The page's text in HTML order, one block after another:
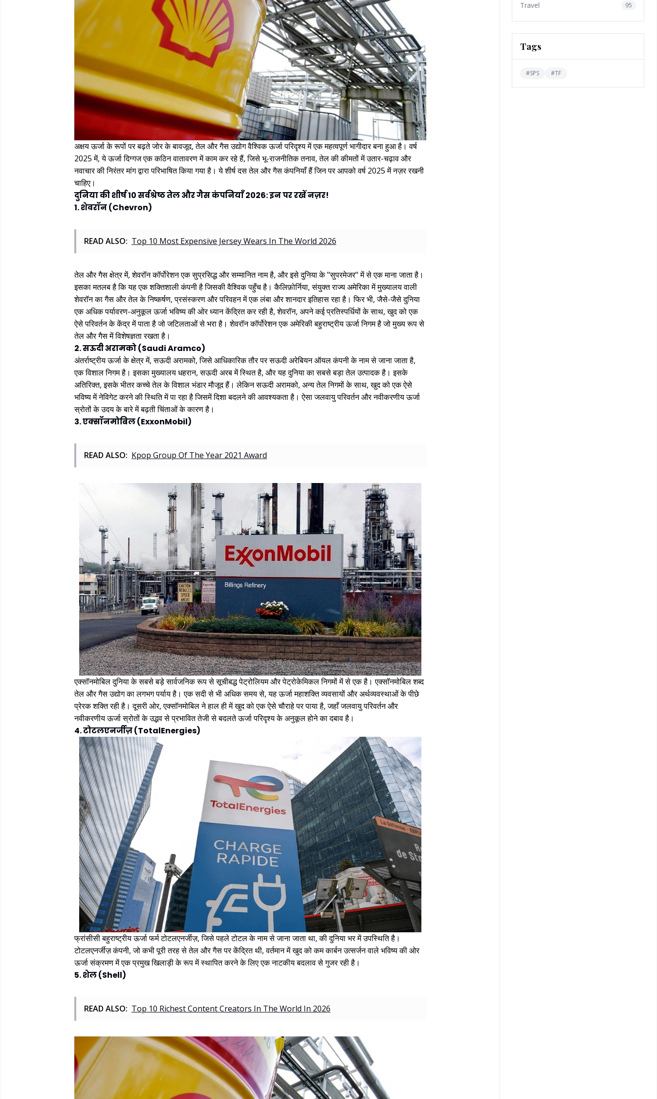
अक्षय ऊर्जा के रूपों पर बढ़ते जोर के बावजूद, तेल और गैस उद्योग वैश्विक ऊर्जा परिदृश्य में एक महत्वपूर्ण भागीदार बना हुआ है। वर्ष
2025 में, ये ऊर्जा दिग्गज एक कठिन वातावरण में काम कर रहे हैं, जिसे भू-राजनीतिक तनाव, तेल की कीमतों में उतार-चढ़ाव और
नवाचार की निरंतर मांग द्वारा परिभाषित किया गया है। ये शीर्ष दस तेल और गैस कंपनियाँ हैं जिन पर आपको वर्ष 2025 में नज़र रखनी
चाहिए।
दुनिया की शीर्ष 10 सर्वश्रेष्ठ तेल और गैस कंपनियाँ 2026: इन पर रखें नज़र!
1. शेवरॉन (Chevron)
READ ALSO: Top 10 Most Expensive Jersey Wears In The World 2026
तेल और गैस क्षेत्र में, शेवरॉन कॉर्पोरेशन एक सुप्रसिद्ध और सम्मानित नाम है, और इसे दुनिया के "सुपरमेजर" में से एक माना जाता है।
इसका मतलब है कि यह एक शक्तिशाली कंपनी है जिसकी वैश्विक पहुँच है। कैलिफ़ोर्निया, संयुक्त राज्य अमेरिका में मुख्यालय वाली
शेवरॉन का गैस और तेल के निष्कर्षण, प्रसंस्करण और परिवहन में एक लंबा और शानदार इतिहास रहा है। फिर भी, जैसे-जैसे दुनिया
एक अधिक पर्यावरण-अनुकूल ऊर्जा भविष्य की ओर ध्यान केंद्रित कर रही है, शेवरॉन, अपने कई प्रतिस्पर्धियों के साथ, खुद को एक
ऐसे परिवर्तन के केंद्र में पाता है जो जटिलताओं से भरा है। शेवरॉन कॉर्पोरेशन एक अमेरिकी बहुराष्ट्रीय ऊर्जा निगम है जो मुख्य रूप से
तेल और गैस में विशेषज्ञता रखता है।
2. सऊदी अरामको (Saudi Aramco)
अंतर्राष्ट्रीय ऊर्जा के क्षेत्र में, सऊदी अरामको, जिसे आधिकारिक तौर पर सऊदी अरेबियन ऑयल कंपनी के नाम से जाना जाता है,
एक विशाल निगम है। इसका मुख्यालय धहरान, सऊदी अरब में स्थित है, और यह दुनिया का सबसे बड़ा तेल उत्पादक है। इसके
अतिरिक्त, इसके भीतर कच्चे तेल के विशाल भंडार मौजूद हैं। लेकिन सऊदी अरामको, अन्य तेल निगमों के साथ, खुद को एक ऐसे
भविष्य में नेविगेट करने की स्थिति में पा रहा है जिसमें दिशा बदलने की आवश्यकता है। ऐसा जलवायु परिवर्तन और नवीकरणीय ऊर्जा
स्रोतों के उदय के बारे में बढ़ती चिंताओं के कारण है।
3. एक्सॉनमोबिल (ExxonMobil)
READ ALSO: Kpop Group Of The Year 2021 Award
एक्सॉनमोबिल दुनिया के सबसे बड़े सार्वजनिक रूप से सूचीबद्ध पेट्रोलियम और पेट्रोकेमिकल निगमों में से एक है। एक्सॉनमोबिल शब्द
तेल और गैस उद्योग का लगभग पर्याय है। एक सदी से भी अधिक समय से, यह ऊर्जा महाशक्ति व्यवसायों और अर्थव्यवस्थाओं के पीछे
प्रेरक शक्ति रही है। दूसरी ओर, एक्सॉनमोबिल ने हाल ही में खुद को एक ऐसे चौराहे पर पाया है, जहाँ जलवायु परिवर्तन और
नवीकरणीय ऊर्जा स्रोतों के उद्भव से प्रभावित तेजी से बदलते ऊर्जा परिदृश्य के अनुकूल होने का दबाव है।
4. टोटलएनर्जीज़ (TotalEnergies)
फ्रांसीसी बहुराष्ट्रीय ऊर्जा फर्म टोटलएनर्जीज़, जिसे पहले टोटल के नाम से जाना जाता था, की दुनिया भर में उपस्थिति है।
टोटलएनर्जीज़ कंपनी, जो कभी पूरी तरह से तेल और गैस पर केंद्रित थी, वर्तमान में खुद को कम कार्बन उत्सर्जन वाले भविष्य की ओर
ऊर्जा संक्रमण में एक प्रमुख खिलाड़ी के रूप में स्थापित करने के लिए एक नाटकीय बदलाव से गुजर रही है।
5. शेल (Shell)
READ ALSO: Top 10 Richest Content Creators In The World In 2026
Travel 95
Tags
#SPS #TF